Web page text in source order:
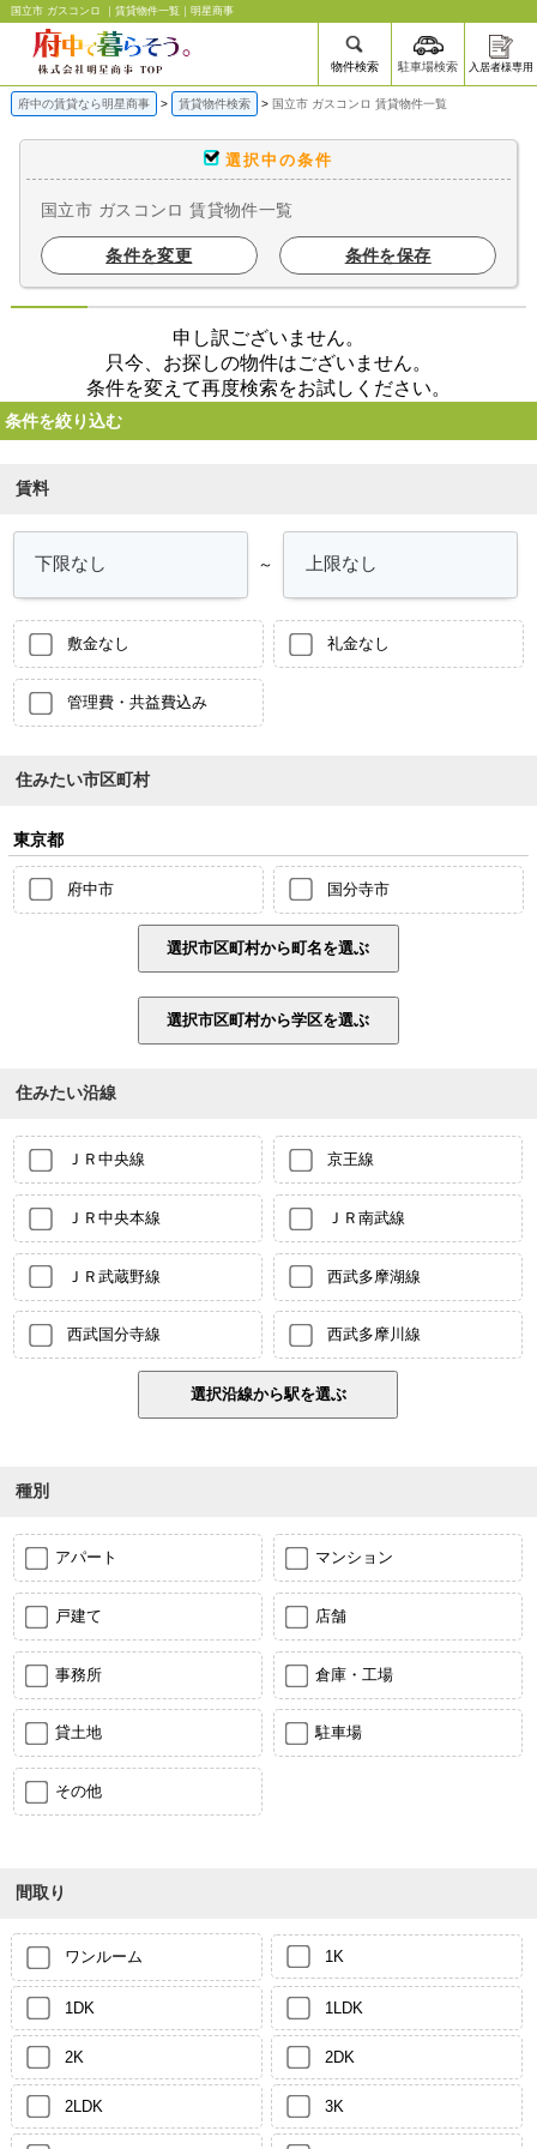
国立市 ガスコンロ ｜賃貸物件一覧｜明星商事
物件検索 駐車場検索 入居者様専用
府中の賃貸なら明星商事 賃貸物件検索 国立市 ガスコンロ 賃貸物件一覧
選択中の条件
国立市 ガスコンロ 賃貸物件一覧
条件を変更 条件を保存
申し訳ございません。
只今、お探しの物件はございません。
条件を変えて再度検索をお試しください。
条件を絞り込む
賃料
～
敷金なし 礼金なし
管理費・共益費込み
住みたい市区町村
東京都
府中市 国分寺市
住みたい沿線
ＪＲ中央線 京王線
ＪＲ中央本線 ＪＲ南武線
ＪＲ武蔵野線 西武多摩湖線
西武国分寺線 西武多摩川線
種別
アパート マンション
戸建て 店舗
事務所 倉庫・工場
貸土地 駐車場
その他
間取り
ワンルーム 1K
1DK 1LDK
2K 2DK
2LDK 3K